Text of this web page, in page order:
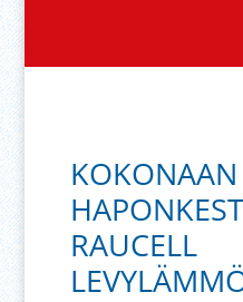
KOKONAAN
RAUCELL